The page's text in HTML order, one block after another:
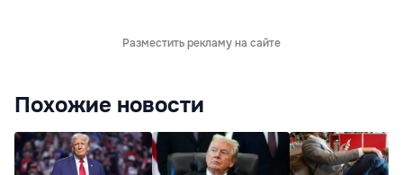
Разместить рекламу на сайте
Похожие новости